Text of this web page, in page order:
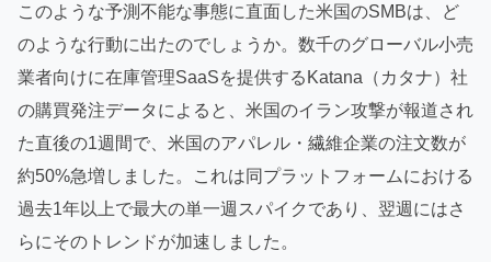
このような予測不能な事態に直面した米国のSMBは、ど
のような行動に出たのでしょうか。数千のグローバル小売
業者向けに在庫管理SaaSを提供するKatana（カタナ）社
の購買発注データによると、米国のイラン攻撃が報道され
た直後の1週間で、米国のアパレル・繊維企業の注文数が
約50%急増しました。これは同プラットフォームにおける
過去1年以上で最大の単一週スパイクであり、翌週にはさ
らにそのトレンドが加速しました。